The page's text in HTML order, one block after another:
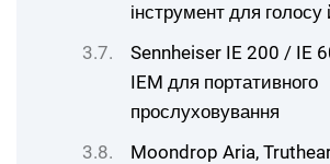
інструмент для голосу
Sennheiser IE 200 / IE
IEM для портативного
прослуховування
Moondrop Aria,